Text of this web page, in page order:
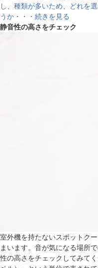
し、種類が多いため、どれを
うか・・・続きを見る
静音性の高さをチェック
室外機を持たないスポットク
まいます。音が気になる場所
性の高さをチェックしてみて